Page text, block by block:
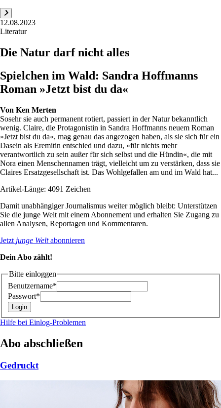
12.08.2023
Literatur
Die Natur darf nicht alles
Spielchen im Wald: Sandra Hoffmanns
Roman »Jetzt bist du da«
Von Ken Merten
Sosehr sie auch permanent rotiert, passiert in der Natur bekanntlich
wenig. Claire, die Protagonistin in Sandra Hoffmanns neuem Roman
»Jetzt bist du da«, mag genau das angezogen haben, als sie sich für ein
Dasein als Eremitin entschied und dazu, »für nichts mehr
verantwortlich zu sein außer für sich selbst und die Hündin«, die mit
Nora einen Menschennamen trägt, vielleicht um zu verstärken, dass sie
Claires Ersatzgesellschaft ist. Das Wohlgefallen am und im Wald hat...
Artikel-Länge: 4091 Zeichen
Damit unabhängiger Journalismus weiter möglich bleibt: Unterstützen
Sie die junge Welt mit einem Abonnement und erhalten Sie Zugang zu
allen Analysen, Reportagen und Kommentaren.
Jetzt junge Weltabonnieren
Dein Abo zählt!
Bitte einloggen
Benutzername*
Passwort*
Hilfe bei Einlog-Problemen
Abo abschließen
Gedruckt